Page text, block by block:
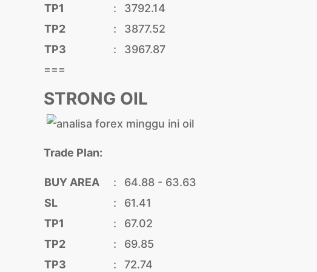
TP1
:
3792.14
TP2
:
3877.52
TP3
:
3967.87
===
STRONG OIL
Trade Plan:
BUY AREA :
64.88 - 63.63
SL
:
61.41
TP1
:
67.02
TP2
:
69.85
TP3
:
72.74